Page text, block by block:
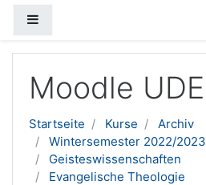
Moodle UDE
Startseite Kurse
Archiv
Wintersemester 2022/2023
Geisteswissenschaften
Evangelische Theologie